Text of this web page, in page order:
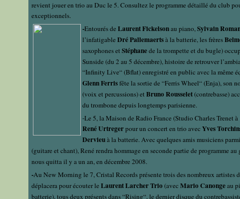
revient jouer en trio au Duc le 5. Consultez le programme détaillé du club
exceptionnels.
-Entourés de Laurent Fickelsonau piano,Sylvain
l’infatigable Dré Pallemaertsà la batterie, les frères
saxophones et Stéphanede la trompette et du bugle)
Sunside (du 2 au 5 décembre), histoire de retrouver
“Infinity Live“ (Bflat) enregistré en public avec la même
Glenn Ferrisfête la sortie de “Ferris Wheel“ (Enja), son
(voix et percussions) et Bruno Rousselet(contrebasse)
du trombone depuis longtemps parisienne.
-Le 5, la Maison de Radio France (Studio Charles Trenet
René Urtregerpour un concert en trio avec Yves
Dervieuà la batterie. Avec quelques amis musiciens
(guitare et chant), René rendra hommage en seconde partie de programme au
nous quitta il y a un an, en décembre 2008.
-Au New Morning le 7, Cristal Records présente trois des nombreux artistes
déplacera pour écouter le Laurent Larcher Trio(avec Mario Canongeau
batterie), tous deux présents dans “Rising“, le dernier disque du